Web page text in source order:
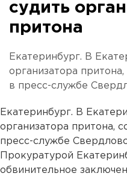
судить
притона
Екатеринбург. В
организатора
в пресс-службе
Екатеринбург. В
организатора притона,
пресс-службе
Прокуратурой
обвинительное